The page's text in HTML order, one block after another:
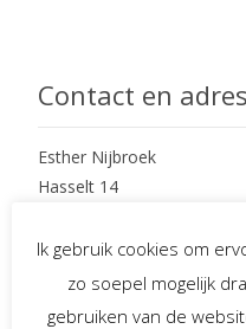
Contact en adres
Esther Nijbroek
Hasselt 14
mobiel : 06 – 234 97 265
Ik gebruik cookies om
zo soepel mogelijk
gebruiken van de